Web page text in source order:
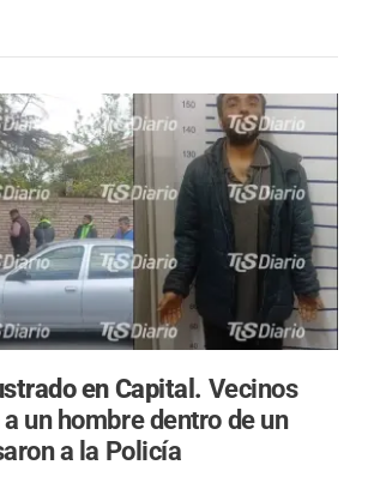
en Capital. Vecinos
un hombre dentro de un
a la Policía